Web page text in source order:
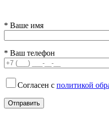
* Ваше имя
* Ваш телефон
Согласен с политикой